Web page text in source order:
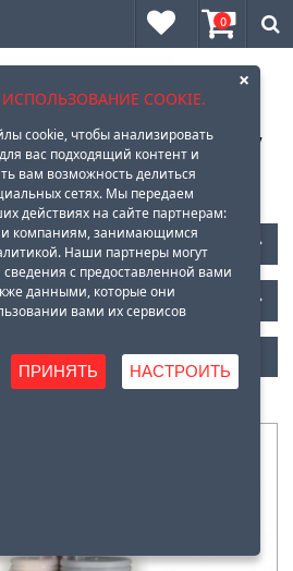
0
смазки оптом и в розницу
8 (929)569-88-96
LOCTITE
НОВОСТИ
КЛЕИ-ГЕРМЕТИКИ» Loctite SI 5607 DC
×
COOKIE.
cookie, чтобы анализировать
вас подходящий контент и
вам возможность делиться
сетях. Мы передаем
действиях на сайте партнерам:
компаниям, занимающимся
Наши партнеры могут
с предоставленной вами
данными, которые они
вами их сервисов
ПРИНЯТЬ НАСТРОИТЬ